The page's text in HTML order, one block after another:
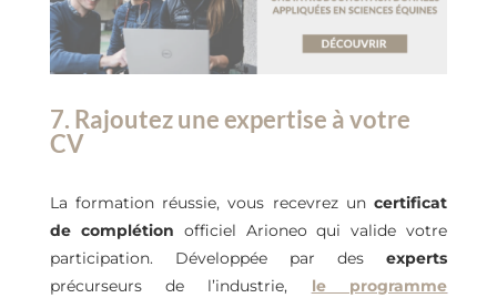
7. Rajoutez une expertise à votre
CV
La formation réussie, vous recevrez uncertificat
de complétion officiel Arioneo qui valide votre
participation. Développée par desexperts
précurseurs de l’industrie, le programme